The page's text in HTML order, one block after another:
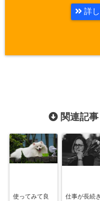
詳し
関連記事
使ってみて良
仕事が長続き